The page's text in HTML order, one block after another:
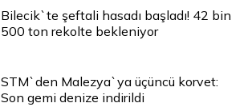
Bilecik`te şeftali hasadı başladı! 42 bin
500 ton rekolte bekleniyor
STM`den Malezya`ya üçüncü korvet:
Son gemi denize indirildi